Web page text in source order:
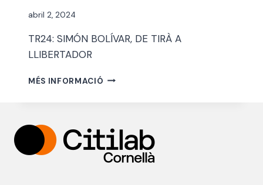
Per
abril 2, 2024
TR24: SIMÓN BOLÍVAR, DE TIRÀ A
LLIBERTADOR
MÉS INFORMACIÓ JUAN